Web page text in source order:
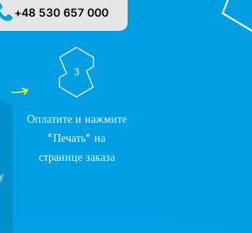
+48 530 657 000
3
Оплатите и нажмите
"Печать" на
странице заказа